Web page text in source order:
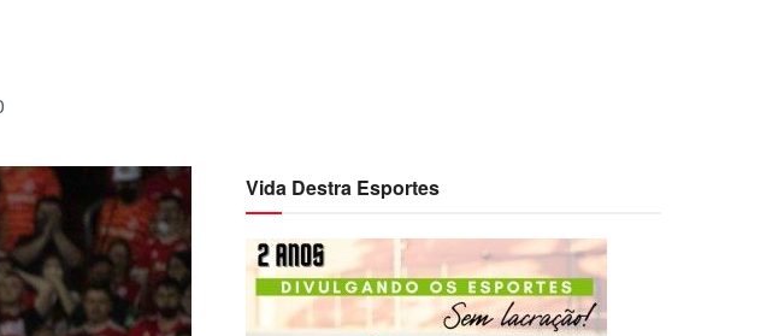
Vida Destra Esportes